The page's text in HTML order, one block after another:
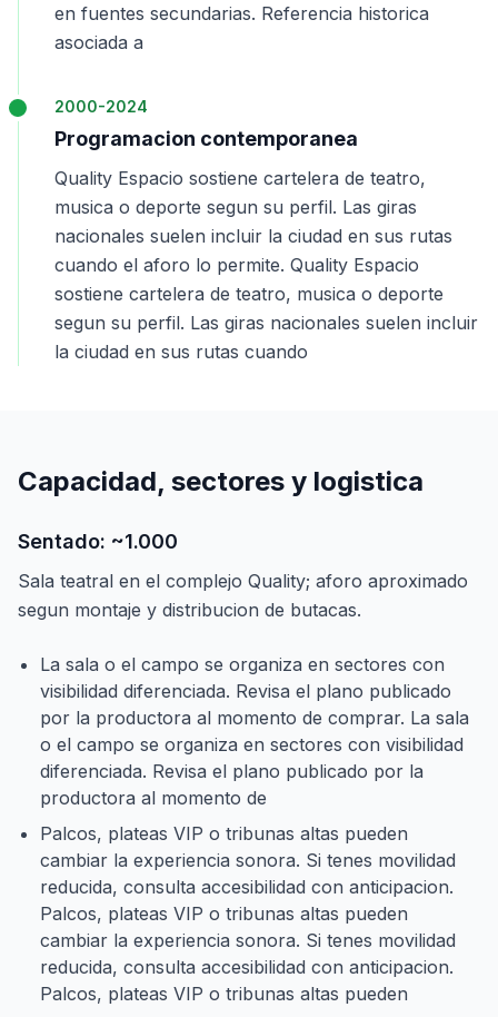
en fuentes secundarias. Referencia historica
asociada a
2000-2024
Programacion contemporanea
Quality Espacio sostiene cartelera de teatro,
musica o deporte segun su perfil. Las giras
nacionales suelen incluir la ciudad en sus rutas
cuando el aforo lo permite. Quality Espacio
sostiene cartelera de teatro, musica o deporte
segun su perfil. Las giras nacionales suelen incluir
la ciudad en sus rutas cuando
Capacidad, sectores y logistica
Sentado: ~1.000
Sala teatral en el complejo Quality; aforo aproximado
segun montaje y distribucion de butacas.
La sala o el campo se organiza en sectores con
visibilidad diferenciada. Revisa el plano publicado
por la productora al momento de comprar. La sala
o el campo se organiza en sectores con visibilidad
diferenciada. Revisa el plano publicado por la
productora al momento de
Palcos, plateas VIP o tribunas altas pueden
cambiar la experiencia sonora. Si tenes movilidad
reducida, consulta accesibilidad con anticipacion.
Palcos, plateas VIP o tribunas altas pueden
cambiar la experiencia sonora. Si tenes movilidad
reducida, consulta accesibilidad con anticipacion.
Palcos, plateas VIP o tribunas altas pueden